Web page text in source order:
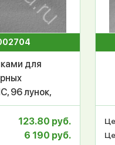
для
96 лунок,
дно, без
50 шт.,
123.80 руб.
6 190 руб.